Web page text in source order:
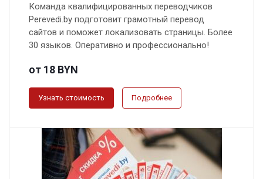
Команда квалифицированных переводчиков
Perevedi.by подготовит грамотный перевод
сайтов и поможет локализовать страницы. Более
30 языков. Оперативно и профессионально!
от 18 BYN
Узнать стоимость Подробнее